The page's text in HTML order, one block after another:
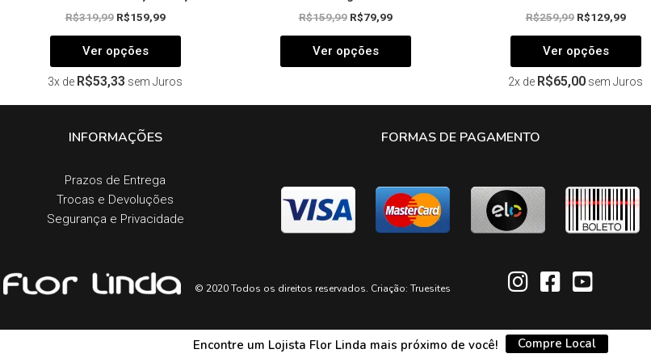
R$319,99 R$159,99
Ver opções
3x de R$53,33 sem Juros
R$159,99 R$79,99
Ver opções
R$259,99 R$129,99
Ver opções
2x de R$65,00 sem Juros
INFORMAÇÕES
Prazos de Entrega​
Trocas e Devoluções​
Segurança e Privacidade
FORMAS DE PAGAMENTO
© 2020 Todos os direitos reservados. Criação: Truesites
Encontre um Lojista Flor Linda mais próximo de você! Compre Local